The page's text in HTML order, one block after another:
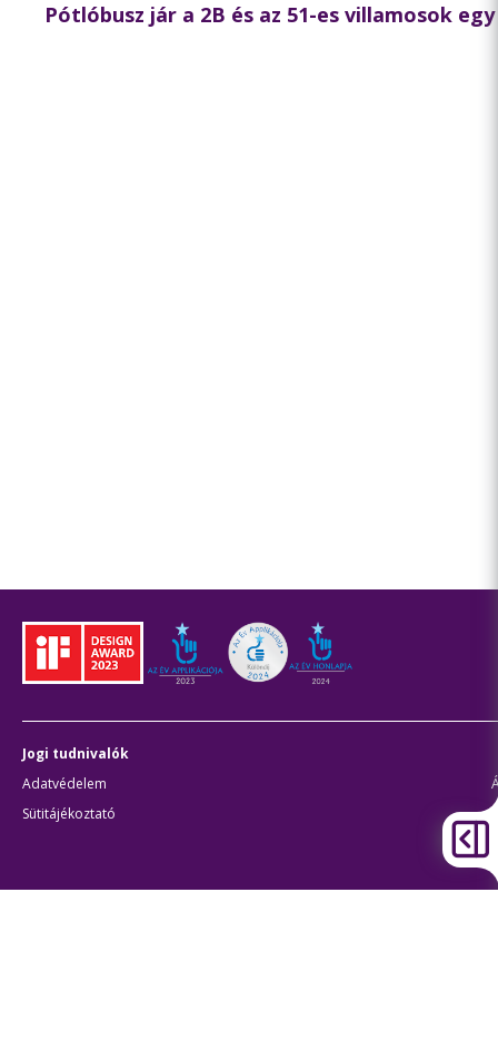
Pótlóbusz jár a 2B és az 51-es villamosok
Jogi tudnivalók
Adatvédelem
Sütitájékoztató